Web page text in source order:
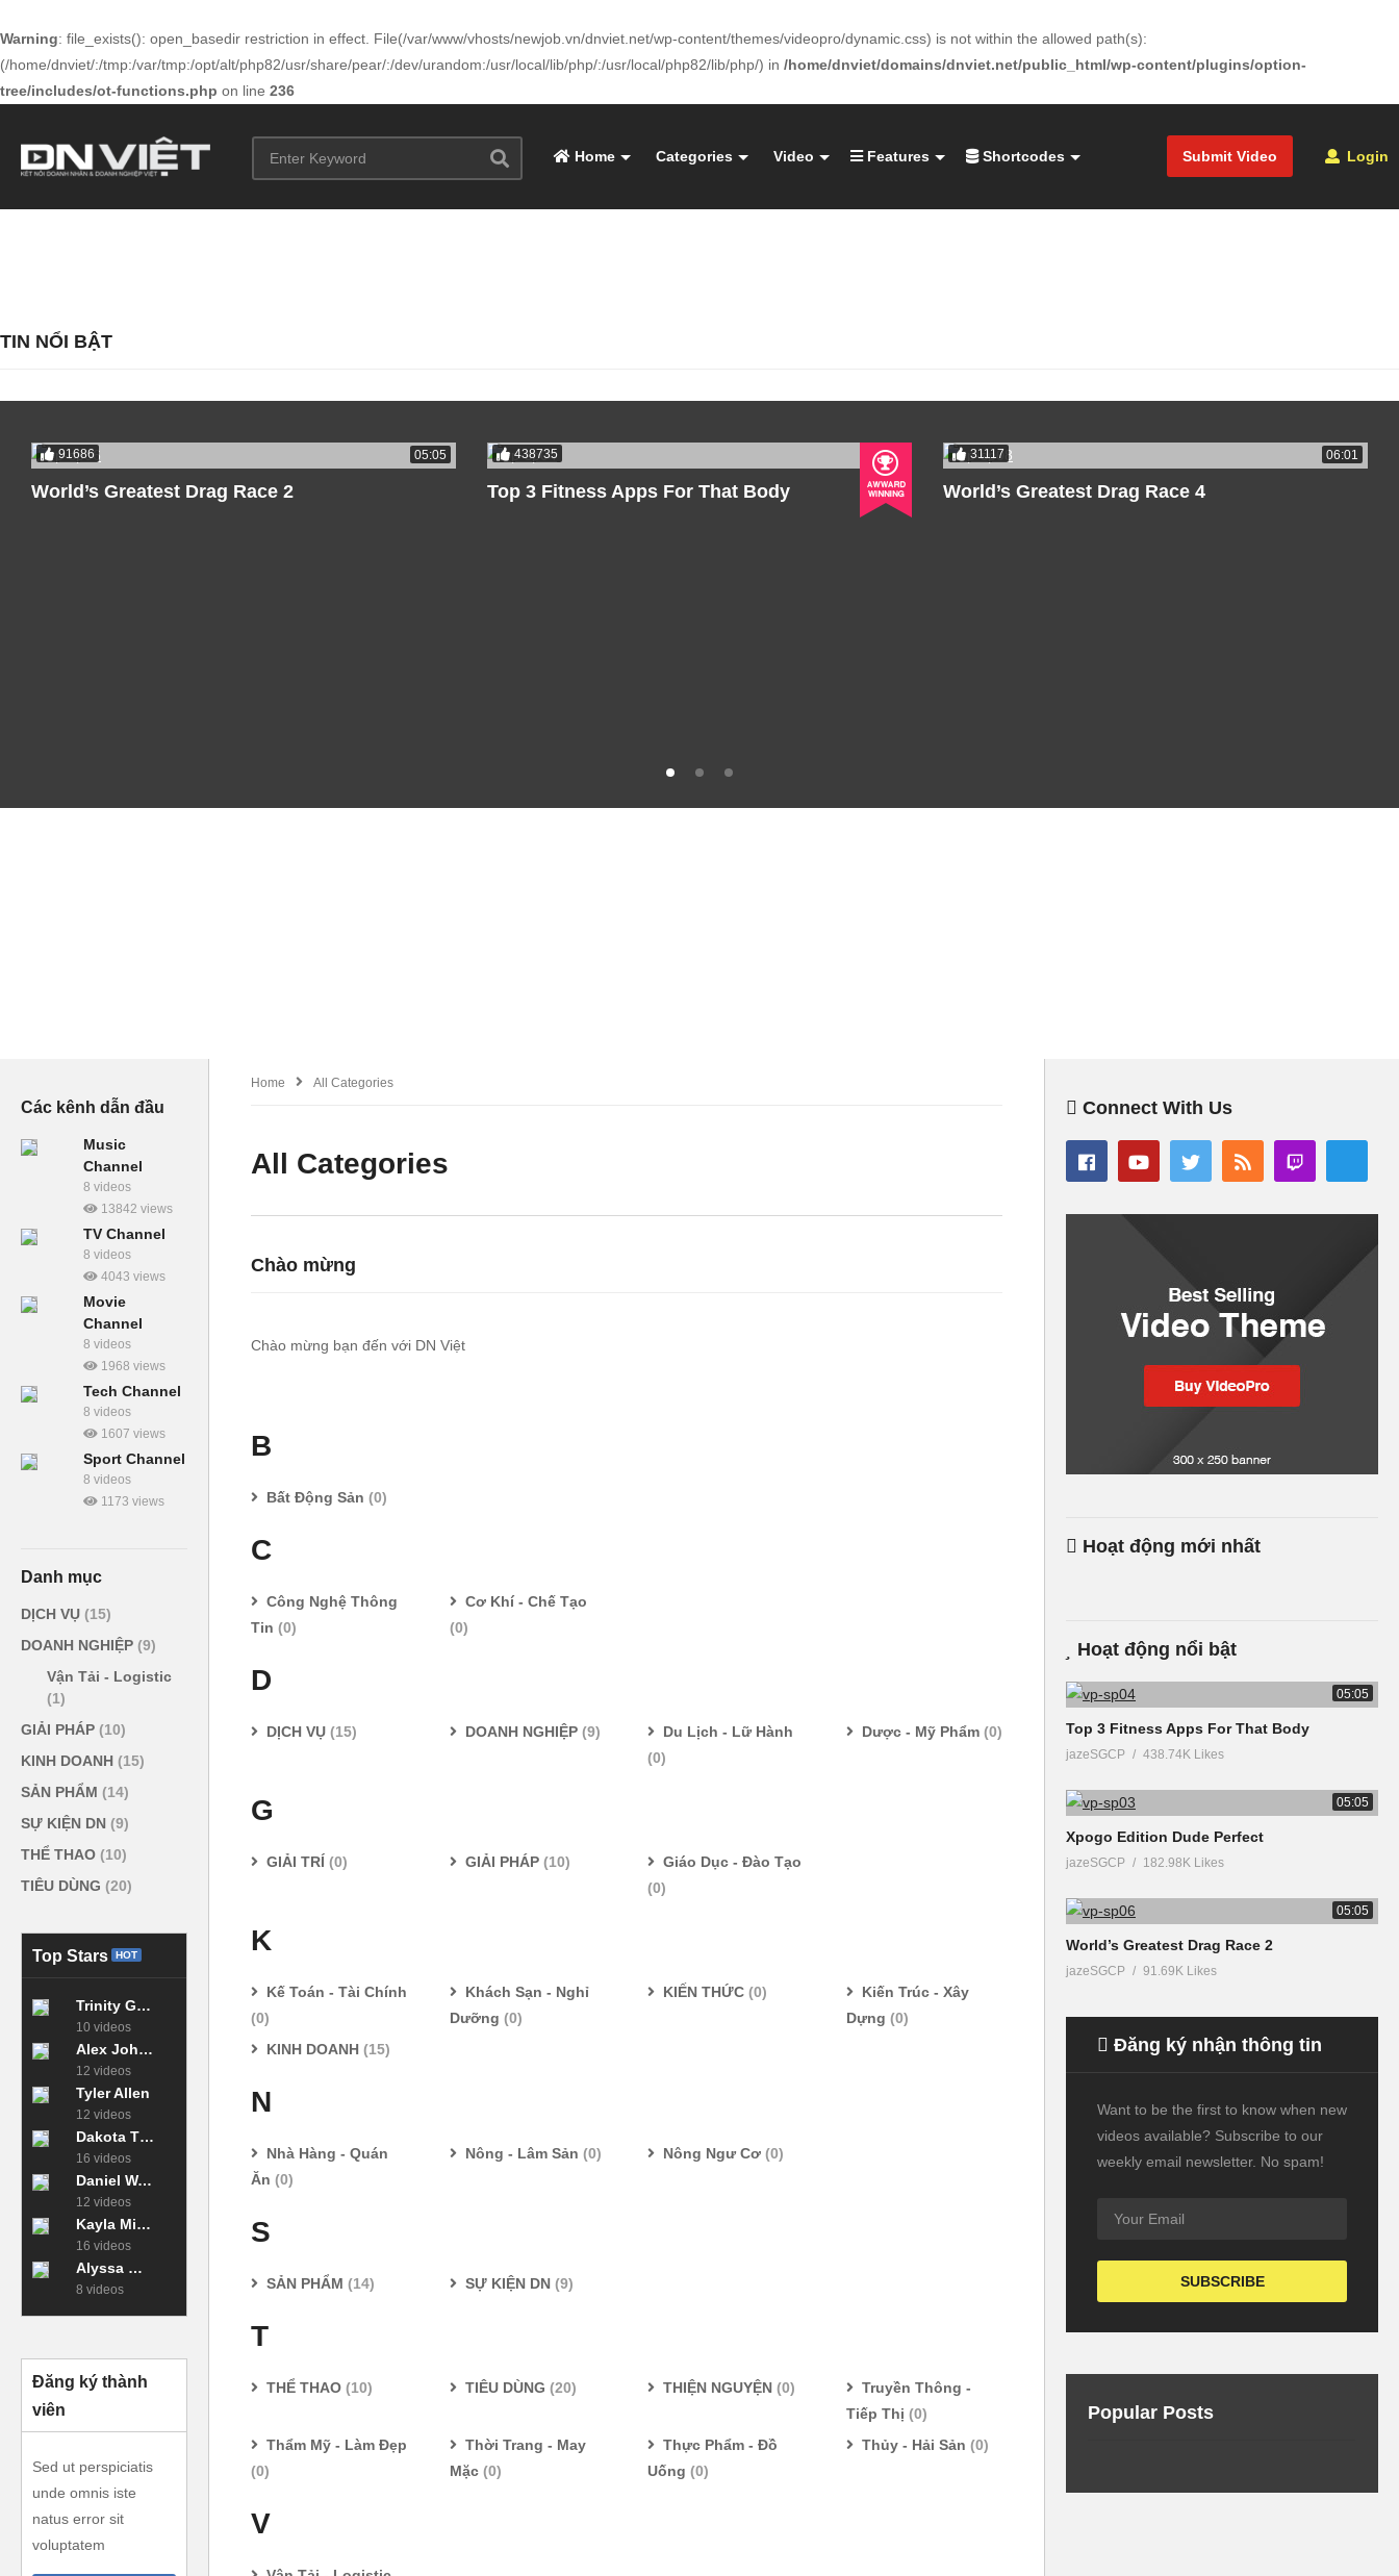
Warning: file_exists(): open_basedir restriction in effect. File(/var/www/vhosts/newjob.vn/dnviet.net/wp-content/themes/videopro/dynamic.css) is not within the allowed path(s):
(/home/dnviet/:/tmp:/var/tmp:/opt/alt/php82/usr/share/pear/:/dev/urandom:/usr/local/lib/php/:/usr/local/php82/lib/php/) in /home/dnviet/domains/dnviet.net/public_html/wp-content/plugins/option-
tree/includes/ot-functions.php on line 236
Submit Video Login
Home Categories Video Features Shortcodes
TIN NỔI BẬT
91686 05:05
World’s Greatest Drag Race 2
438735 05:05
Top 3 Fitness Apps For That Body
31117 06:01
World’s Greatest Drag Race 4
Các kênh dẫn đầu
Music
Channel
8 videos
13842 views
TV Channel
8 videos
4043 views
Movie
Channel
8 videos
1968 views
Tech Channel
8 videos
1607 views
Sport Channel
8 videos
1173 views
Danh mục
DỊCH VỤ (15)
DOANH NGHIỆP (9)
Vận Tải - Logistic
(1)
GIẢI PHÁP (10)
KINH DOANH (15)
SẢN PHẨM (14)
SỰ KIỆN DN (9)
THỂ THAO (10)
TIÊU DÙNG (20)
Top Stars HOT
Trinity Green
10 videos
Alex Johnson
12 videos
Tyler Allen
12 videos
Dakota Thomas
16 videos
Daniel Walker
12 videos
Kayla Miller
16 videos
Alyssa Moore
8 videos
Đăng ký thành
viên
Sed ut perspiciatis
unde omnis iste
natus error sit
voluptatem
Home All Categories
All Categories
Chào mừng
Chào mừng bạn đến với DN Việt
B
Bất Động Sản (0)
C
Công Nghệ Thông
Tin (0)
Cơ Khí - Chế Tạo
(0)
D
DỊCH VỤ (15) DOANH NGHIỆP (9)
Du Lịch - Lữ Hành
(0)
Dược - Mỹ Phẩm (0)
G
GIẢI TRÍ (0) GIẢI PHÁP (10)
Giáo Dục - Đào Tạo
(0)
K
Kế Toán - Tài Chính
(0)
Khách Sạn - Nghỉ
Dưỡng (0)
KIẾN THỨC (0)
Kiến Trúc - Xây
Dựng (0)
KINH DOANH (15)
N
Nhà Hàng - Quán
Ăn (0)
Nông - Lâm Sản (0) Nông Ngư Cơ (0)
S
SẢN PHẨM (14) SỰ KIỆN DN (9)
T
THỂ THAO (10) TIÊU DÙNG (20) THIỆN NGUYỆN (0)
Truyền Thông -
Tiếp Thị (0)
Thẩm Mỹ - Làm Đẹp
(0)
Thời Trang - May
Mặc (0)
Thực Phẩm - Đồ
Uống (0)
Thủy - Hải Sản (0)
V
Connect With Us
Hoạt động mới nhất
Hoạt động nổi bật
05:05
Top 3 Fitness Apps For That Body
jazeSGCP 438.74K Likes
05:05
Xpogo Edition Dude Perfect
jazeSGCP 182.98K Likes
05:05
World’s Greatest Drag Race 2
jazeSGCP 91.69K Likes
Đăng ký nhận thông tin
Want to be the first to know when new
videos available? Subscribe to our
weekly email newsletter. No spam!
Popular Posts